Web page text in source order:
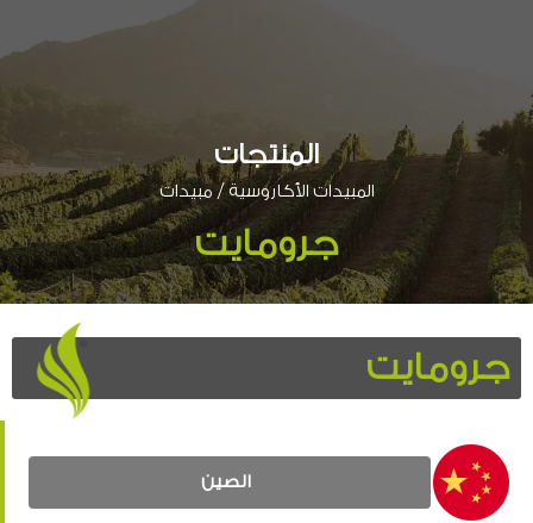
المنتجات
المبيدات الأكاروسية/ مبيدات
جرومايت
جرومايت
الصين